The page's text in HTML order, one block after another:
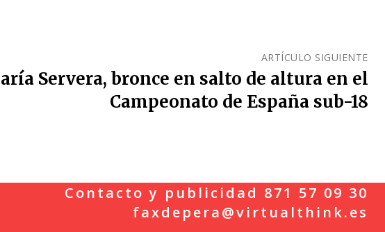
ARTÍCULO SIGUIENTE
Servera, bronce en salto de altura en el
Campeonato de España sub-18
Contacto y publicidad 871 57 09 30
faxdepera@virtualthink.es